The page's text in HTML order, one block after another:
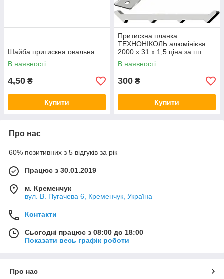
Шайба притискна овальна
В наявності
4,50 ₴
Купити
Притискна планка
ТЕХНОНІКОЛЬ алюмінієва
2000 х 31 х 1,5 ціна за шт.
В наявності
300 ₴
Купити
Про нас
60% позитивних з 5 відгуків за рік
Працює з 30.01.2019
м. Кременчук
вул. В. Пугачева 6, Кременчук, Україна
Контакти
Сьогодні працює з 08:00 до 18:00
Показати весь графік роботи
Про нас